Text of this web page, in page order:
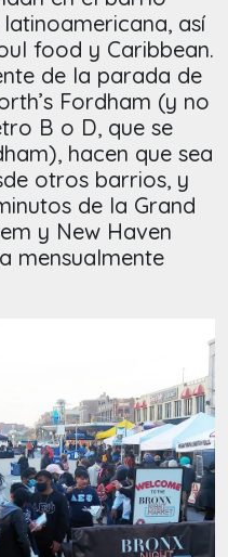
así
food y Caribbean.
de la parada de
Fordham (y no
B o D, que se
hacen que sea
otros barrios, y
de la Grand
y New Haven
mensualmente